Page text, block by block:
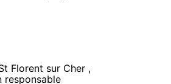
Florent sur Cher ,
responsable